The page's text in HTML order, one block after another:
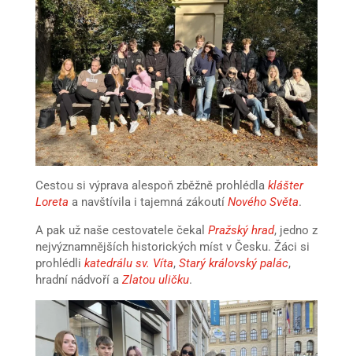
Cestou si výprava alespoň zběžně prohlédla klášter
Loreta a navštívila i tajemná zákoutí Nového Světa.
A pak už naše cestovatele čekal Pražský hrad, jedno z
nejvýznamnějších historických míst v Česku. Žáci si
prohlédli katedrálu sv. Víta, Starý královský palác,
hradní nádvoří a Zlatou uličku.